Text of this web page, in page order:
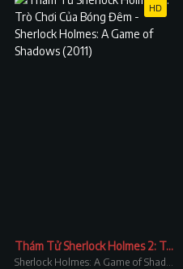
HD
Thám Tử Sherlock Holmes 2: Trò Chơi Của Bóng Đêm
Sherlock Holmes: A Game of Shadows